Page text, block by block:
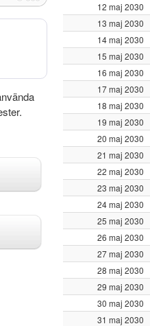
12 maj 2030
13 maj 2030
14 maj 2030
15 maj 2030
16 maj 2030
17 maj 2030
18 maj 2030
19 maj 2030
20 maj 2030
21 maj 2030
22 maj 2030
23 maj 2030
24 maj 2030
25 maj 2030
26 maj 2030
27 maj 2030
28 maj 2030
29 maj 2030
30 maj 2030
31 maj 2030